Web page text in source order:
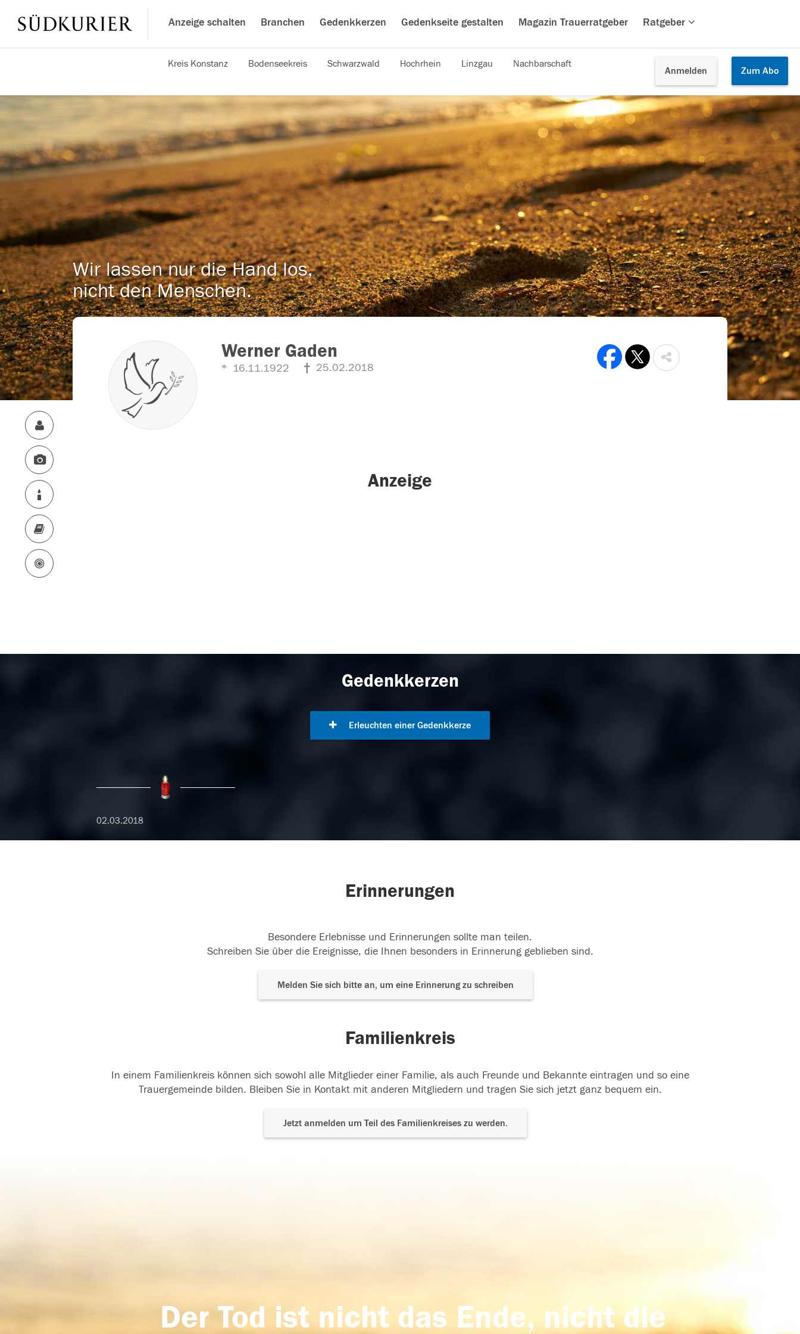
Anzeige schalten Branchen Gedenkkerzen Gedenkseite gestalten Magazin Trauerratgeber Ratgeber
Anmelden Zum Abo
Kreis Konstanz Bodenseekreis Schwarzwald Hochrhein Linzgau Nachbarschaft
Wir lassen nur die Hand los,
nicht den Menschen.
Werner Gaden
16.11.1922 25.02.2018
Anzeige
Gedenkkerzen
Erleuchten einer Gedenkkerze
02.03.2018
Erinnerungen
Besondere Erlebnisse und Erinnerungen sollte man teilen.
Schreiben Sie über die Ereignisse, die Ihnen besonders in Erinnerung geblieben sind.
Melden Sie sich bitte an, um eine Erinnerung zu schreiben
Familienkreis
In einem Familienkreis können sich sowohl alle Mitglieder einer Familie, als auch Freunde und Bekannte eintragen und so eine
Trauergemeinde bilden. Bleiben Sie in Kontakt mit anderen Mitgliedern und tragen Sie sich jetzt ganz bequem ein.
Jetzt anmelden um Teil des Familienkreises zu werden.
Der Tod ist nicht das Ende, nicht die